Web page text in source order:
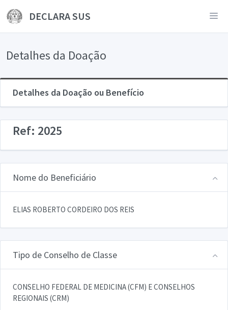
DECLARA SUS
Detalhes da Doação
Detalhes da Doação ou Benefício
Ref: 2025
Nome do Beneficiário
ELIAS ROBERTO CORDEIRO DOS REIS
Tipo de Conselho de Classe
CONSELHO FEDERAL DE MEDICINA (CFM) E CONSELHOS
REGIONAIS (CRM)